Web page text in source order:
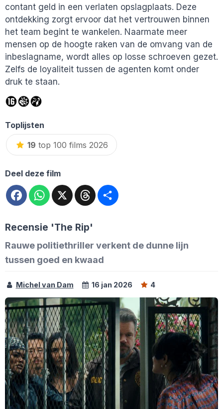
contant geld in een verlaten opslagplaats. Deze
ontdekking zorgt ervoor dat het vertrouwen binnen
het team begint te wankelen. Naarmate meer
mensen op de hoogte raken van de omvang van de
inbeslagname, wordt alles op losse schroeven gezet.
Zelfs de loyaliteit tussen de agenten komt onder
druk te staan.
Toplijsten
19 top 100 films 2026
Deel deze film
FacebookWhatsApp
X Threads
Recensie 'The Rip'
Rauwe politiethriller verkent de dunne lijn
tussen goed en kwaad
Michel van Dam 16 jan 2026 4